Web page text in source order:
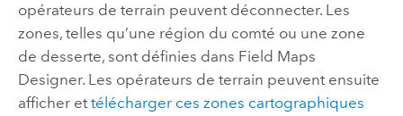
opérateurs de terrain peuvent déconnecter. Les
zones, telles qu’une région du comté ou une zone
de desserte, sont définies dans Field Maps
Designer. Les opérateurs de terrain peuvent ensuite
afficher et télécharger ces zones cartographiques